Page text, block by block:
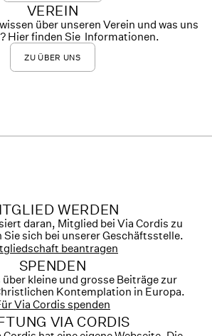
VEREIN
über unseren Verein und was uns
Hier finden Sie Informationen.
ZU ÜBER UNS
WERDEN
daran, Mitglied bei Via Cordis zu
Sie sich bei unserer Geschäftsstelle.
beantragen
SPENDEN
kleine und grosse Beiträge zur
Kontemplation in Europa.
Via Cordis spenden
VIA CORDIS